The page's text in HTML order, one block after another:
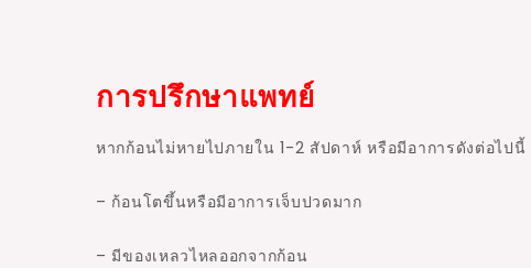
การปรึกษาแพทย์
หากก้อนไม่หายไปภายใน 1-2 สัปดาห์ หรือมีอาการดังต่อไป
– ก้อนโตขึ้นหรือมีอาการเจ็บปวดมาก
– มีของเหลวไหลออกจากก้อน